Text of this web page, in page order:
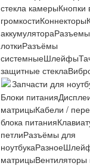
стекла камерыКнопки
громкостиКоннекторы
аккумулятора
лоткиРазъёмы
системныеШлейфы
защитные стекла
Запчасти для
Блоки питания
матрицыКабели /
блока питания
петлиРазъёмы для
ноутбукаРазное
матрицы